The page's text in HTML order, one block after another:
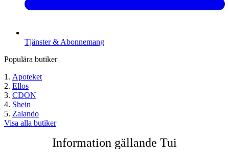
Tjänster & Abonnemang
Populära butiker
Apoteket
Ellos
CDON
Shein
Zalando
Visa alla butiker
Information gällande Tui